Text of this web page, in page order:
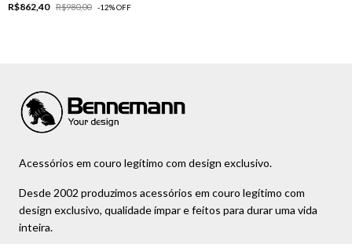
R$862,40
R$980,00 -12%OFF
Acessórios em couro legítimo com design exclusivo.
Desde 2002 produzimos acessórios em couro legítimo com
design exclusivo, qualidade ímpar e feitos para durar uma vida
inteira.